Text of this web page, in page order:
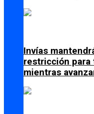
Invías
restricción para
mientras